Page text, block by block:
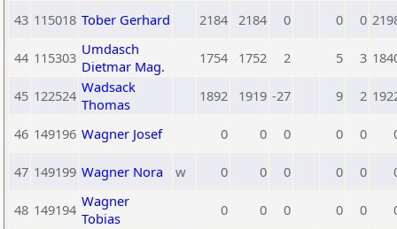
43 115018 Tober Gerhard 2184 2184 0 0 0
44 115303 Umdasch
Dietmar Mag.
1754 1752 2 5 3
45 122524 Wadsack
Thomas
1892 1919 -27 9 2
46 149196 Wagner Josef 0 0 0 0 0
47 149199 Wagner Nora w 0 0 0 0 0
48 149194 Wagner
Tobias
0 0 0 0 0